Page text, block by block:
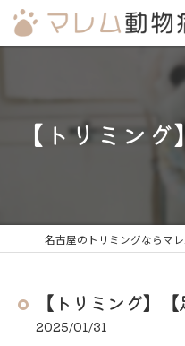
【トリミン
【トリミング】【
2025/01/31